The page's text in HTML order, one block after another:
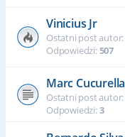
Vinicius Jr
Ostatni post autor:
Odpowiedzi:507
Marc Cucurella
Ostatni post autor:
Odpowiedzi:3